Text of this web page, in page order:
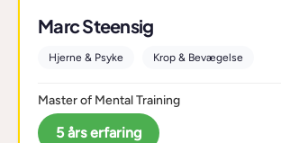
Marc Steensig
Hjerne & Psyke Krop & Bevægelse
Master of Mental Training
5 års erfaring